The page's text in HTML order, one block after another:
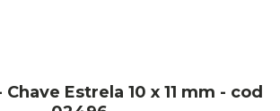
Estrela 10 x 11 mm - cod